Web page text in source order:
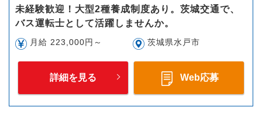
未経験歓迎！大型2種養成制度あり。茨城交通で、
バス運転士として活躍しませんか。
月給 223,000円～ 茨城県水戸市
詳細を見る Web応募